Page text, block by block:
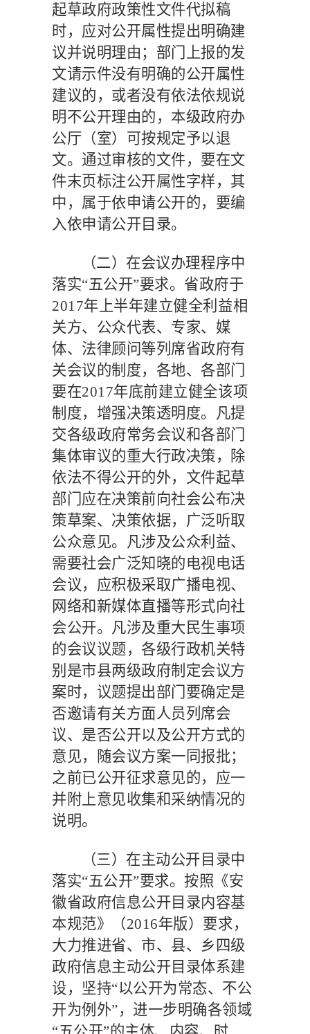
起草政府政策性文件代拟稿
时，应对公开属性提出明确建
议并说明理由；部门上报的发
文请示件没有明确的公开属性
建议的，或者没有依法依规说
明不公开理由的，本级政府办
公厅（室）可按规定予以退
文。通过审核的文件，要在文
件末页标注公开属性字样，其
中，属于依申请公开的，要编
入依申请公开目录。
（二）在会议办理程序中
落实“五公开”要求。 省政府于
2017年上半年建立健全利益相
关方、公众代表、专家、媒
体、法律顾问等列席省政府有
关会议的制度，各地、各部门
要在2017年底前建立健全该项
制度，增强决策透明度。凡提
交各级政府常务会议和各部门
集体审议的重大行政决策，除
依法不得公开的外，文件起草
部门应在决策前向社会公布决
策草案、决策依据，广泛听取
公众意见。凡涉及公众利益、
需要社会广泛知晓的电视电话
会议，应积极采取广播电视、
网络和新媒体直播等形式向社
会公开。凡涉及重大民生事项
的会议议题，各级行政机关特
别是市县两级政府制定会议方
案时，议题提出部门要确定是
否邀请有关方面人员列席会
议、是否公开以及公开方式的
意见，随会议方案一同报批；
之前已公开征求意见的，应一
并附上意见收集和采纳情况的
说明。
（三）在主动公开目录中
落实“五公开”要求。按照《安
徽省政府信息公开目录内容基
本规范》（2016年版）要求，
大力推进省、市、县、乡四级
政府信息主动公开目录体系建
设，坚持“以公开为常态、不公
开为例外”，进一步明确各领域